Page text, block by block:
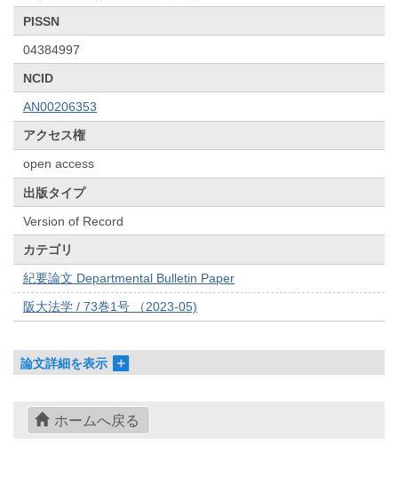
PISSN
04384997
NCID
AN00206353
アクセス権
open access
出版タイプ
Version of Record
カテゴリ
紀要論文 Departmental Bulletin Paper
阪大法学 / 73巻1号 （2023-05)
論文詳細を表示
ホームへ戻る